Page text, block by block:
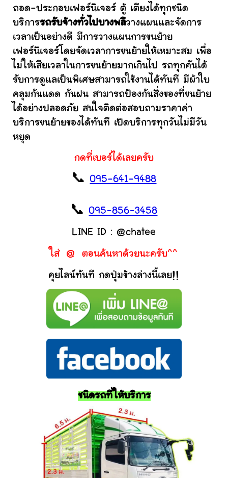
ถอด-ประกอบเฟอร์นิเจอร์ ตู้ เตียงได้ทุกชนิด
บริการรถรับจ้างทั่วไปบางพลีวางแผนและจัดการ
เวลาเป็นอย่างดี มีการวางแผนการขนย้าย
เฟอร์นิเจอร์โดยจัดเวลาการขนย้ายให้เหมาะสม เพื่อ
ไม่ให้เสียเวลาในการขนย้ายมากเกินไป รถทุกคันได้
รับการดูแลเป็นพิเศษสามารถใช้งานได้ทันที มีผ้าใบ
คลุมกันแดด กันฝน สามารถป้องกันสิ่งของที่ขนย้าย
ได้อย่างปลอดภัย สนใจติดต่อสอบถามราคาค่า
บริการขนย้ายของได้ทันที เปิดบริการทุกวันไม่มีวัน
หยุด
กดที่เบอร์ได้เลยครับ
📞095-641-9488
📞095-856-3458
LINE ID : @chatee
ใส่ @ ตอนค้นหาด้วยนะครับ^^
คุยไลน์ทันที กดปุ่มข้างล่างนี้เลย!!
ชนิดรถที่ให้บริการ